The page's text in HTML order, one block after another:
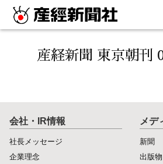
産経新聞 東京朝刊
会社・IR情報
社長メッセージ
企業理念
メデ
新聞
出版物